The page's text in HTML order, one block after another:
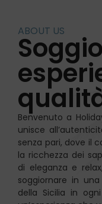
ABOUT US
Benvenuto a
unisce
senza pari, dove il
la ricchezza dei
di eleganza e
soggiornare in
della Sicilia in